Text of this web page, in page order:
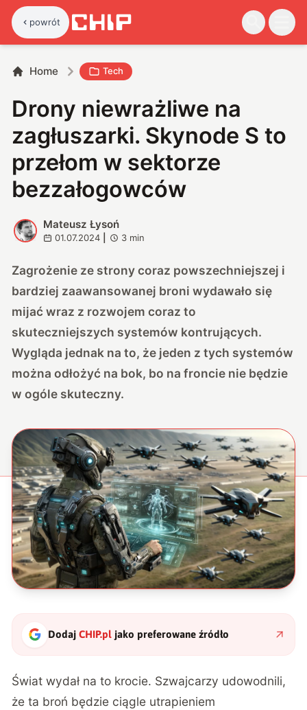
powrót
Home Tech
Drony niewrażliwe na
zagłuszarki. Skynode S to
przełom w sektorze
bezzałogowców
M
Mateusz Łysoń
01.07.2024 3 min
Zagrożenie ze strony coraz powszechniejszej i
bardziej zaawansowanej broni wydawało się
mijać wraz z rozwojem coraz to
skuteczniejszych systemów kontrujących.
Wygląda jednak na to, że jeden z tych systemów
można odłożyć na bok, bo na froncie nie będzie
w ogóle skuteczny.
DodajCHIP.pl jako preferowane źródło
Świat wydał na to krocie. Szwajcarzy udowodnili,
że ta broń będzie ciągle utrapieniem